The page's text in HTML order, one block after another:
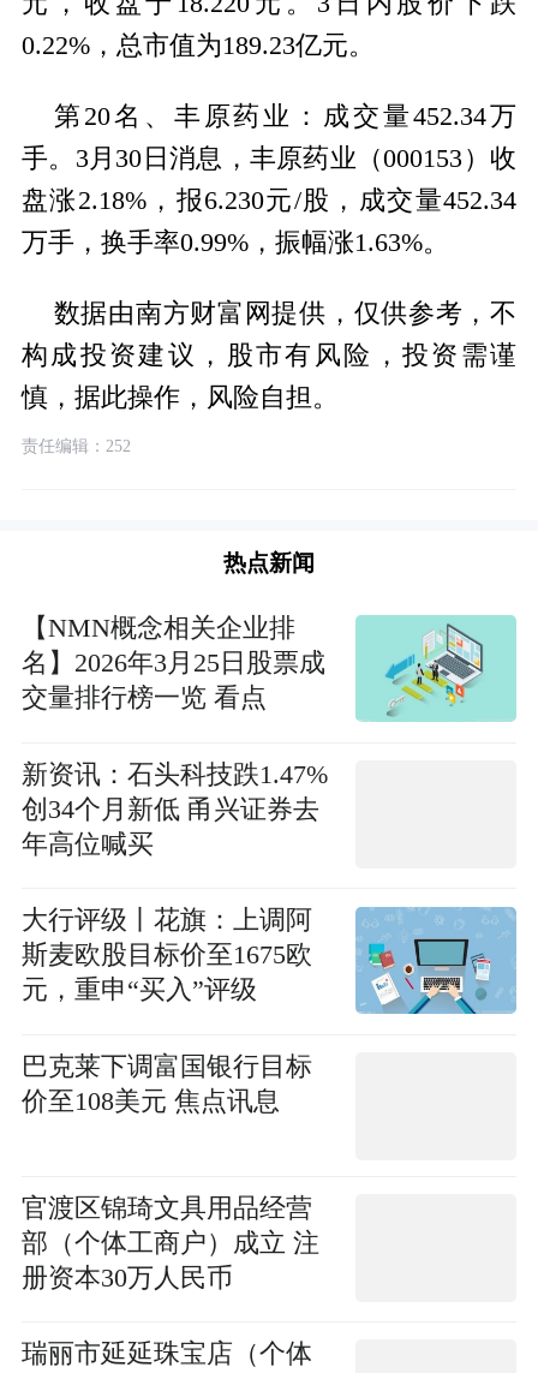
0.22%，总市值为189.23亿元。
第20名、丰原药业：成交量452.34万
手。3月30日消息，丰原药业（000153）收
盘涨2.18%，报6.230元/股，成交量452.34
万手，换手率0.99%，振幅涨1.63%。
数据由南方财富网提供，仅供参考，不
构成投资建议，股市有风险，投资需谨
慎，据此操作，风险自担。
责任编辑：252
热点新闻
【NMN概念相关企业排
名】2026年3月25日股票成
交量排行榜一览 看点
新资讯：石头科技跌1.47%
创34个月新低 甬兴证券去
年高位喊买
大行评级丨花旗：上调阿
斯麦欧股目标价至1675欧
元，重申“买入”评级
巴克莱下调富国银行目标
价至108美元 焦点讯息
官渡区锦琦文具用品经营
部（个体工商户）成立 注
册资本30万人民币
瑞丽市延延珠宝店（个体